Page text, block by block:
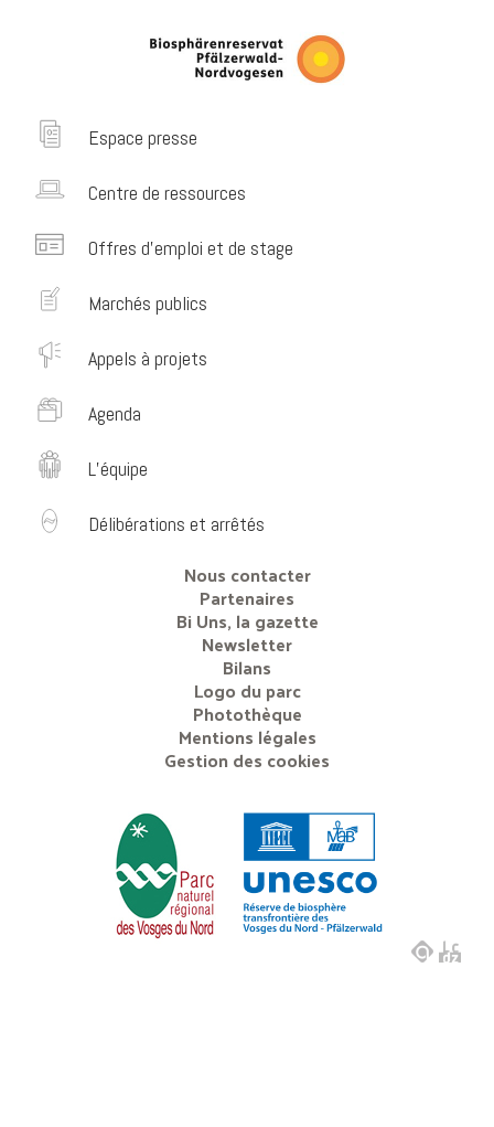
Espace presse
Centre de ressources
Offres d’emploi et de stage
Marchés publics
Appels à projets
Agenda
L’équipe
Délibérations et arrêtés
Nous contacter
Partenaires
Bi Uns, la gazette
Newsletter
Bilans
Logo du parc
Photothèque
Mentions légales
Gestion des cookies